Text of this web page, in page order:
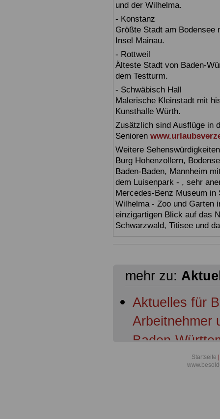
und der Wilhelma.
- Konstanz
Größte Stadt am Bodensee
Insel Mainau.
- Rottweil
Älteste Stadt von Baden-
dem Testturm.
- Schwäbisch Hall
Malerische Kleinstadt mit
Kunsthalle Würth.
Zusätzlich sind Ausflüge in
Senioren
Weitere
Burg Hohenzollern,
Baden-Baden, Mannheim
dem Luisenpark - , sehr
Mercedes-Benz Museum
Wilhelma - Zoo und Garten
einzigartigen Blick auf das
Schwarzwald, Titisee und
mehr zu:
Aktuelles für
Arbeitnehmer
Baden-
Baden- Startseite